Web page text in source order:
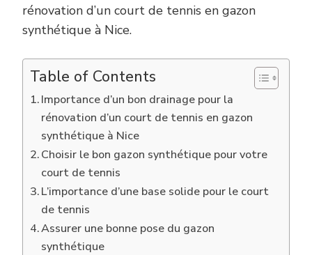
rénovation d’un court de tennis en gazon
synthétique à Nice.
Table of Contents
Importance d’un bon drainage pour la
rénovation d’un court de tennis en gazon
synthétique à Nice
Choisir le bon gazon synthétique pour votre
court de tennis
L’importance d’une base solide pour le court
de tennis
Assurer une bonne pose du gazon
synthétique